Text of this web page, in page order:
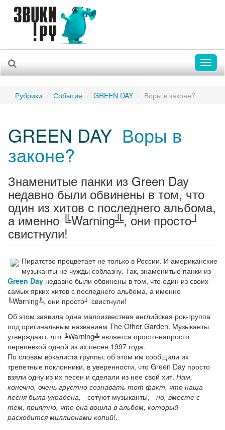
Рубрики События GREEN DAY Воры в законе?
GREEN DAY Воры в
законе?
Знаменитые панки из Green Day
недавно были обвинены в том, что
один из хитов с последнего альбома,
а именно ╚Warning╩, они просто┘
свистнули!
Пиратство процветает не только в России. И американские
музыканты не чужды соблазну. Так, знаменитые панки из
Green Day недавно были обвинены в том, что один из своих
самых ярких хитов с последнего альбома, а именно
╚Warning╩, они просто┘ свистнули!
Об этом заявила одна малоизвестная английская рок-группа
под оригинальным названием The Other Garden. Музыканты
утверждают, что ╚Warning╩ является просто-напросто
перепевкой одной из их песен 1997 года.
По словам вокалиста группы, об этом им сообщили их
трепетные поклонники, в уверенности, что Green Day просто
взяли одну из их песен и сделали из нее свой хит. Нам,
конечно, очень грустно сознавать тот факт, что наша
песня была украдена, - сетуют музыканты, - но, вместе с
тем, приятно, что она вошла в альбом, который
расходится миллионами копий!.